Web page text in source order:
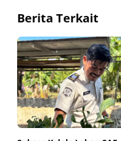
Berita Terkait